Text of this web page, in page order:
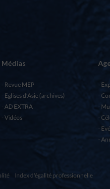
Médias
Revue MEP
Eglises d’Asie (archives)
AD EXTRA
Vidéos
Index d'égalité professionnelle